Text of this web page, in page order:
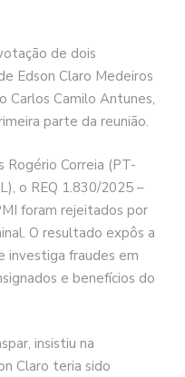
de dois
Edson Claro Medeiros
Carlos Camilo Antunes,
parte da reunião.
Correia (PT-
o REQ 1.830/2025 –
foram rejeitados por
O resultado expôs a
investiga fraudes em
e benefícios do
insistiu na
Claro teria sido